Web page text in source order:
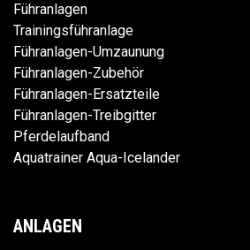
Führanlagen
Trainingsführanlage
Führanlagen-Umzaunung
Führanlagen-Zubehör
Führanlagen-Ersatzteile
Führanlagen-Treibgitter
Pferdelaufband
Aquatrainer Aqua-Icelander
ANLAGEN